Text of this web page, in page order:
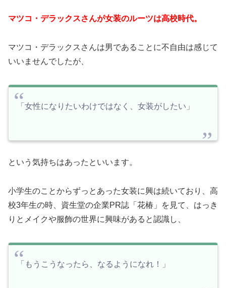
マツコ・デラックスさんが女装のルーツは高校時代。
マツコ・デラックスさんは男であることに不自由は感じて
いいませんでしたが、
「女性になりたいわけではなく、女装がしたい」
という気持ちはあったといいます。
小学生のことからずっとあった女装に興は続いており、高
校3年生の時、資生堂の企業PR誌「花椿」を見て、はっき
りとメイクや服飾の世界に興味があると認識し、
「もうこうなったら、なるようになれ！」